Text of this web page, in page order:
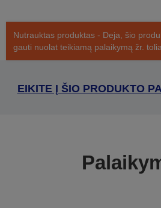
Nutrauktas produktas - Deja, šio
gauti nuolat teikiamą palaikymą žr.
EIKITE Į ŠIO PRODUKTO